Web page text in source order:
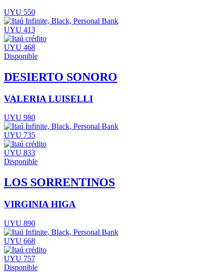
UYU 550
UYU 413
UYU 468
Disponible
DESIERTO SONORO
VALERIA LUISELLI
UYU 980
UYU 735
UYU 833
Disponible
LOS SORRENTINOS
VIRGINIA HIGA
UYU 890
UYU 668
UYU 757
Disponible